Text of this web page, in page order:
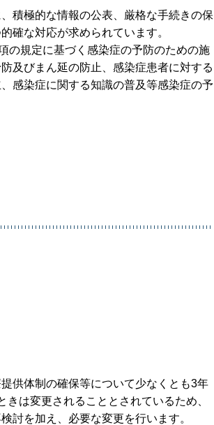
積極的な情報の公表、厳格な手続きの保
確な対応が求められています。
の規定に基づく感染症の予防のための施
及びまん延の防止、感染症患者に対する
感染症に関する知識の普及等感染症の予
供体制の確保等について少なくとも3年
は変更されることとされているため、
討を加え、必要な変更を行います。